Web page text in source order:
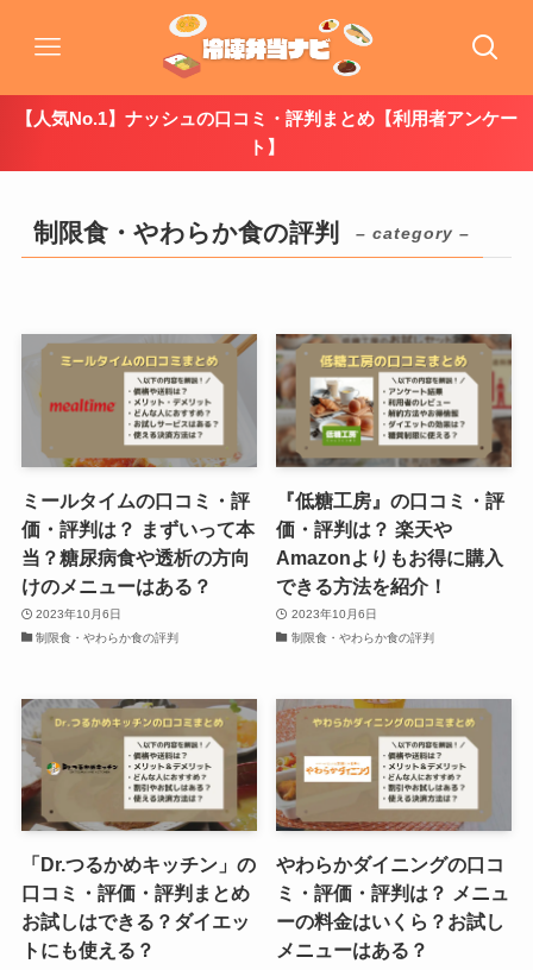
【人気No.1】ナッシュの口コミ・評判まとめ【利用者アンケー
ト】
制限食・やわらか食の評判 – category –
ミールタイムの口コミ・評
価・評判は？ まずいって本
当？糖尿病食や透析の方向
けのメニューはある？
2023年10月6日
制限食・やわらか食の評判
『低糖工房』の口コミ・評
価・評判は？ 楽天や
Amazonよりもお得に購入
できる方法を紹介！
2023年10月6日
制限食・やわらか食の評判
「Dr.つるかめキッチン」の
口コミ・評価・評判まとめ
お試しはできる？ダイエッ
トにも使える？
やわらかダイニングの口コ
ミ・評価・評判は？ メニュ
ーの料金はいくら？お試し
メニューはある？